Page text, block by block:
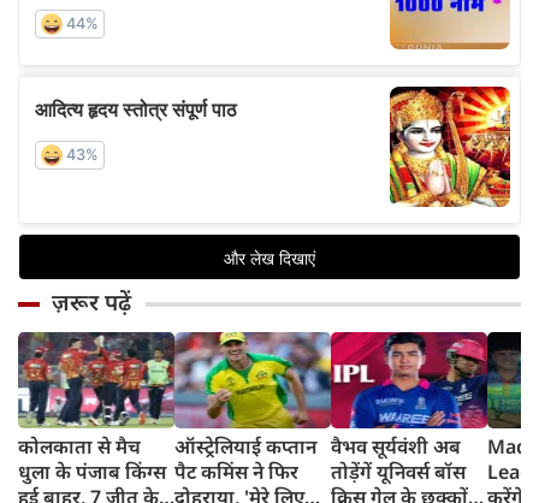
ज़रूर पढ़ें
कोलकाता से मैच
धुला के पंजाब किंग्स
हुई बाहर, 7 जीत के
ऑस्ट्रेलियाई कप्तान
पैट कमिंस ने फिर
दोहराया, 'मेरे लिए
वैभव सूर्यवंशी अब
तोड़ेंगें यूनिवर्स बॉस
क्रिस गेल के छक्कों
करेंगे